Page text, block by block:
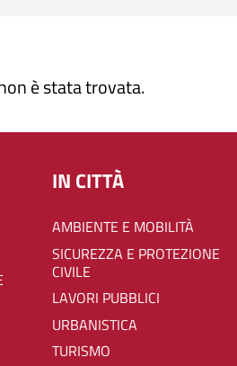
è stata trovata.
IN CITTÀ
AMBIENTE E MOBILITÀ
SICUREZZA E PROTEZIONE
CIVILE
LAVORI PUBBLICI
URBANISTICA
TURISMO